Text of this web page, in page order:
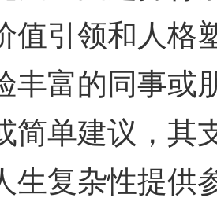
值引领和人格
丰富的同事或
简单建议，其
生复杂性提供